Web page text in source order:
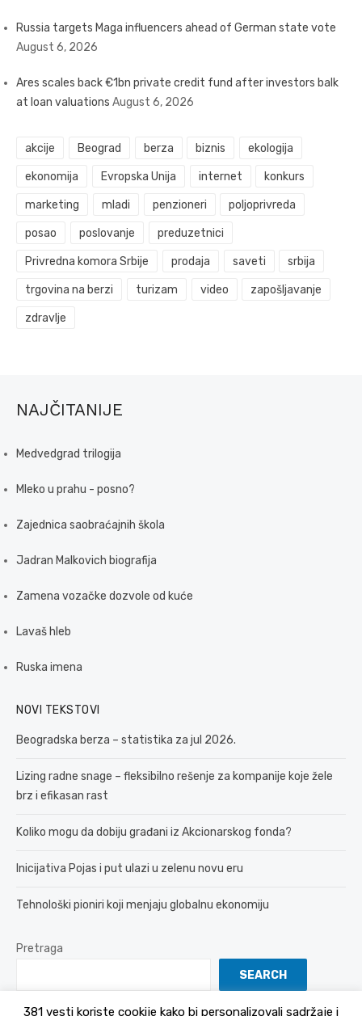
Russia targets Maga influencers ahead of German state vote
August 6, 2026
Ares scales back €1bn private credit fund after investors balk
at loan valuations August 6, 2026
akcije Beograd berza biznis ekologija
ekonomija Evropska Unija internet konkurs
marketing mladi penzioneri poljoprivreda
posao poslovanje preduzetnici
Privredna komora Srbije prodaja saveti srbija
trgovina na berzi turizam video zapošljavanje
zdravlje
NAJČITANIJE
Medvedgrad trilogija
Mleko u prahu - posno?
Zajednica saobraćajnih škola
Jadran Malkovich biografija
Zamena vozačke dozvole od kuće
Lavaš hleb
Ruska imena
NOVI TEKSTOVI
Beogradska berza – statistika za jul 2026.
Lizing radne snage – fleksibilno rešenje za kompanije koje žele
brz i efikasan rast
Koliko mogu da dobiju građani iz Akcionarskog fonda?
Inicijativa Pojas i put ulazi u zelenu novu eru
Tehnološki pioniri koji menjaju globalnu ekonomiju
Pretraga
SEARCH
381 vesti koriste cookije kako bi personalizovali sadržaje i